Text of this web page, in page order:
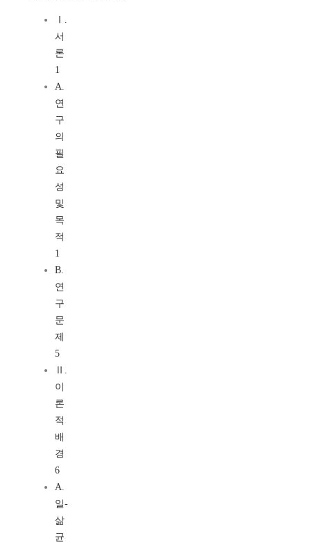
Ⅰ.
서
론
1
A.
연
구
의
필
요
성
및
목
적
1
B.
연
구
문
제
5
Ⅱ.
이
론
적
배
경
6
A.
일-
삶
균